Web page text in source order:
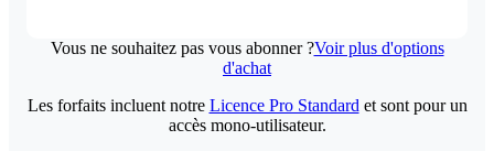
Vous ne souhaitez pas vous abonner ?Voir plus d'options
d'achat
Les forfaits incluent notre Licence Pro Standard et sont pour un
accès mono-utilisateur.